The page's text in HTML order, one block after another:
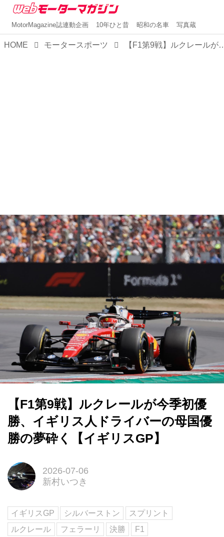
MotorMagazine誌連動企画 10年ひと昔 昭和の名車 写真蔵
HOME モータースポーツ 【F1第9戦】ルクレールが今季初優勝、イギリス人ド
【F1第9戦】ルクレールが今季初優
勝、イギリス人ドライバーの母国優
勝の夢砕く【イギリスGP】
2026-07-06
新村いつき
イギリスGP シルバーストン
スプリント
ルクレール
フェラーリ 決勝
F1